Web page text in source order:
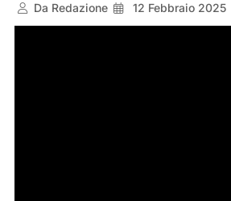
Da Redazione 12 Febbraio 2025